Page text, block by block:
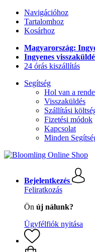
Navigációhoz
Tartalomhoz
Kosárhoz
Magyarország:
Ingyenes
24 órás kiszállítás
Segítség
Hol van a
Visszaküldés
Szállítási
Fizetési módok
Kapcsolat
Minden
Bejelentkezés
Feliratkozás
Ön új nálunk?
Ügyfélfiók nyitása